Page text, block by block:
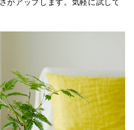
がアップします。気軽に試して